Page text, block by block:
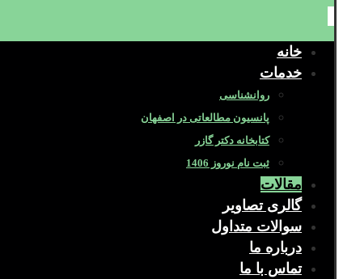
خانه
خدمات
روانشناسی
پانسیون مطالعاتی در اصفهان
کتابخانه دکتر گازر
ثبت نام نوروز 1406
مقالات
گالری تصاویر
سوالات متداول
درباره ما
تماس با ما